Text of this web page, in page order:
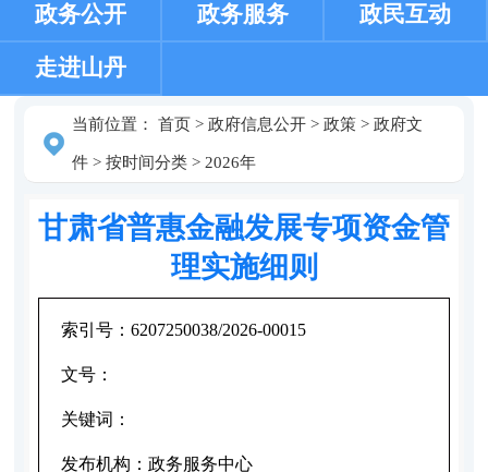
政务公开 政务服务 政民互动
走进山丹
当前位置： 首页> 政府信息公开> 政策> 政府文
件> 按时间分类> 2026年
甘肃省普惠金融发展专项资金管
理实施细则
索引号： 6207250038/2026-00015
文号：
关键词：
发布机构： 政务服务中心